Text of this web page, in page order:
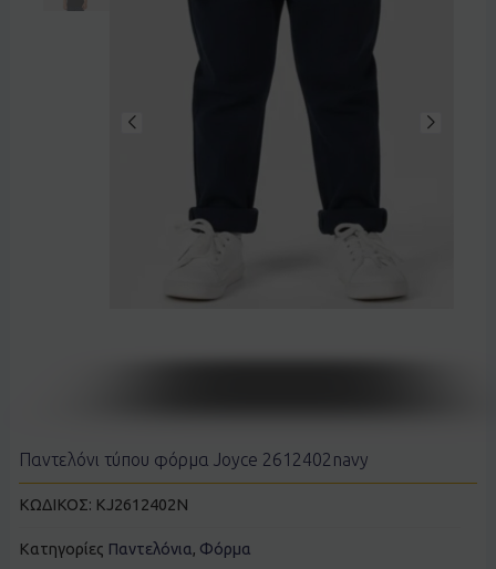
Παντελόνι τύπου φόρμα Joyce 2612402navy
ΚΩΔΙΚΟΣ: KJ2612402N
Κατηγορίες Παντελόνια, Φόρμα